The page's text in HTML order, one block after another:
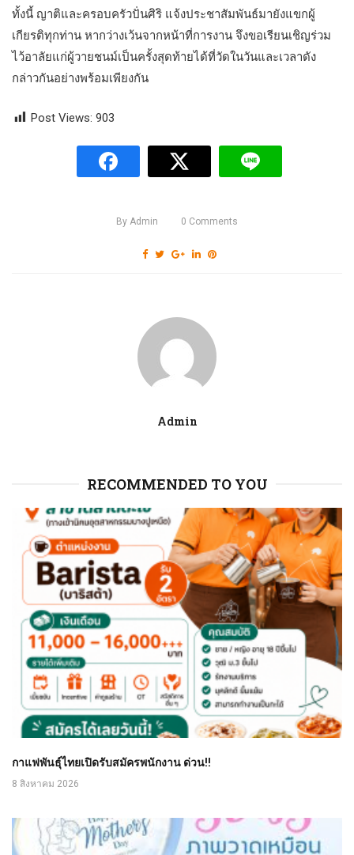
ทั้งนี้ ญาติและครอบครัวปั่นศิริ แจ้งประชาสัมพันธ์มายังแขกผู้
เกียรติทุกท่าน หากว่างเว้นจากหน้าที่การงาน จึงขอเรียนเชิญร่วม
ไว้อาลัยแก่ผู้วายชนม์เป็นครั้งสุดท้ายได้ที่วัดในวันและเวลาดัง
กล่าวกันอย่างพร้อมเพียงกัน
Post Views: 903
By Admin 0 Comments
Admin
RECOMMENDED TO YOU
กาแฟพันธุ์ไทยเปิดรับสมัครพนักงาน ด่วน!!
8 สิงหาคม 2026